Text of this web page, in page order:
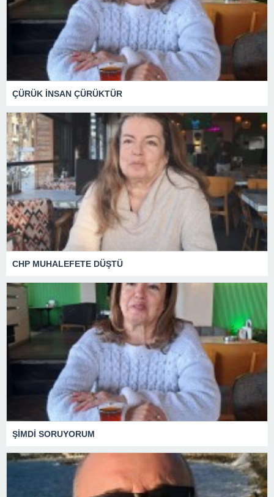
ÇÜRÜK İNSAN ÇÜRÜKTÜR
CHP MUHALEFETE DÜŞTÜ
ŞİMDİ SORUYORUM